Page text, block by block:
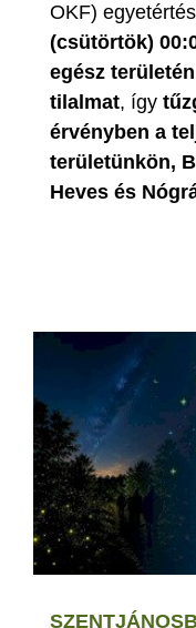
OKF)
(csütörtök)
egész területén
tilalmat, így
érvényben a
területünkön,
Heves és